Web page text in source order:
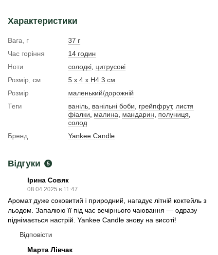
Характеристики
Вага, г
37 г
Час горіння
14 годин
Ноти
солодкі цитрусові
Розмір, см
5 x 4 x Н4.3 см
Розмір
маленький/дорожній
Теги
ваніль ванільні боби грейпфрут, листя
фіалки
малина мандарин полуниця
солод
Бренд
Yankee Candle
Відгуки 5
Ірина Совяк
08.04.2025 в 11:47
Аромат дуже соковитий і природний, нагадує літній коктейль з
льодом. Запалюю її під час вечірнього чаювання — одразу
піднімається настрій. Yankee Candle знову на висоті!
Відповісти
Марта Лівчак